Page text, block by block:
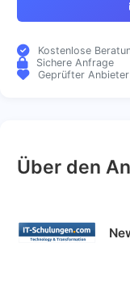
Kostenlose
Sichere Anfrage
Geprüfter Anbieter
Über den